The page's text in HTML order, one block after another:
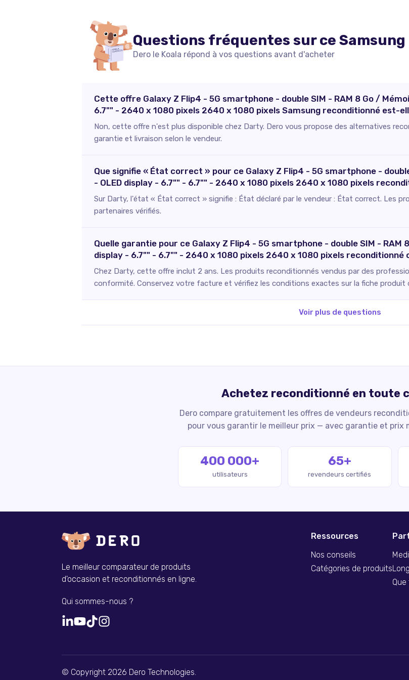
Questions fréquentes sur ce Samsung
Dero le Koala répond à vos questions avant d'acheter
Cette offre Galaxy Z Flip4 - 5G smartphone - double SIM - RAM 8 Go /
6.7"" - 2640 x 1080 pixels 2640 x 1080 pixels Samsung reconditionné est-
Non, cette offre n'est plus disponible chez Darty. Dero vous propose des alternatives
garantie et livraison selon le vendeur.
Que signifie « État correct » pour ce Galaxy Z Flip4 - 5G smartphone -
- OLED display - 6.7"" - 6.7"" - 2640 x 1080 pixels 2640 x 1080 pixels
Sur Darty, l'état « État correct » signifie : État déclaré par le vendeur : État correct. Les
partenaires vérifiés.
Quelle garantie pour ce Galaxy Z Flip4 - 5G smartphone - double SIM - RAM
display - 6.7"" - 6.7"" - 2640 x 1080 pixels 2640 x 1080 pixels reconditionné
Chez Darty, cette offre inclut 2 ans. Les produits reconditionnés vendus par des
conformité. Conservez votre facture et vérifiez les conditions exactes sur la fiche produit
Voir plus de questions
Achetez reconditionné en toute
Dero compare gratuitement les offres de vendeurs
pour vous garantir le meilleur prix — avec garantie et prix
400 000+
utilisateurs
65+
revendeurs certifiés
Le meilleur comparateur de produits
d'occasion et reconditionnés en ligne.
Qui sommes-nous ?
Ressources
Nos conseils
Catégories de produits
© Copyright 2026 Dero Technologies.